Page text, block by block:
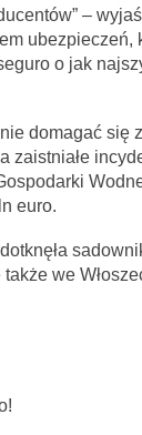
–
o jak
domagać
euro.
we